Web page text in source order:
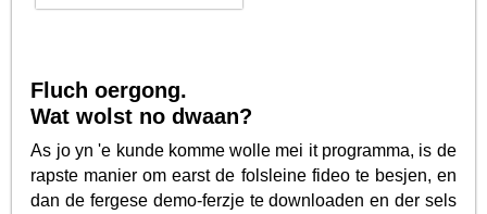
Fluch oergong.
Wat wolst no dwaan?
As jo yn 'e kunde komme wolle mei it programma, is de
rapste manier om earst de folsleine fideo te besjen, en
dan de fergese demo-ferzje te downloaden en der sels